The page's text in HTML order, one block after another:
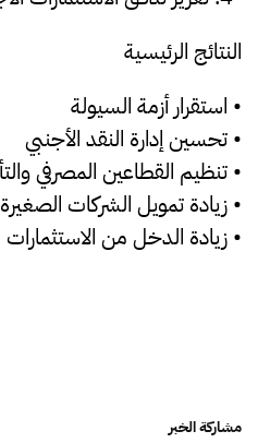
النتائج الرئيسية
• استقرار أزمة السيولة
• تحسين إدارة النقد الأجنبي
• تنظيم القطاعين المصرفي
• زيادة تمويل الشركات
• زيادة الدخل من الاستثمارات
مشاركة الخبر